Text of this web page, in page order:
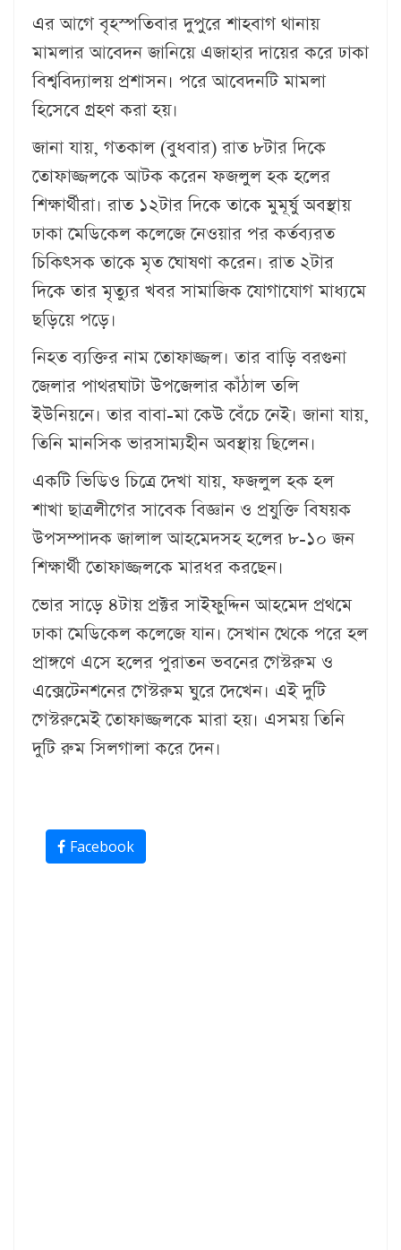
এর আগে বৃহস্পতিবার দুপুরে শাহবাগ থানায়
মামলার আবেদন জানিয়ে এজাহার দায়ের করে ঢাকা
বিশ্ববিদ্যালয় প্রশাসন। পরে আবেদনটি মামলা
হিসেবে গ্রহণ করা হয়।
জানা যায়, গতকাল (বুধবার) রাত ৮টার দিকে
তোফাজ্জলকে আটক করেন ফজলুল হক হলের
শিক্ষার্থীরা। রাত ১২টার দিকে তাকে মুমূর্ষু অবস্থায়
ঢাকা মেডিকেল কলেজে নেওয়ার পর কর্তব্যরত
চিকিৎসক তাকে মৃত ঘোষণা করেন। রাত ২টার
দিকে তার মৃত্যুর খবর সামাজিক যোগাযোগ মাধ্যমে
ছড়িয়ে পড়ে।
নিহত ব্যক্তির নাম তোফাজ্জল। তার বাড়ি বরগুনা
জেলার পাথরঘাটা উপজেলার কাঁঠাল তলি
ইউনিয়নে। তার বাবা-মা কেউ বেঁচে নেই। জানা যায়,
তিনি মানসিক ভারসাম্যহীন অবস্থায় ছিলেন।
একটি ভিডিও চিত্রে দেখা যায়, ফজলুল হক হল
শাখা ছাত্রলীগের সাবেক বিজ্ঞান ও প্রযুক্তি বিষয়ক
উপসম্পাদক জালাল আহমেদসহ হলের ৮-১০ জন
শিক্ষার্থী তোফাজ্জলকে মারধর করছেন।
ভোর সাড়ে ৪টায় প্রক্টর সাইফুদ্দিন আহমেদ প্রথমে
ঢাকা মেডিকেল কলেজে যান। সেখান থেকে পরে হল
প্রাঙ্গণে এসে হলের পুরাতন ভবনের গেস্টরুম ও
এক্সেটেনশনের গেস্টরুম ঘুরে দেখেন। এই দুটি
গেস্টরুমেই তোফাজ্জলকে মারা হয়। এসময় তিনি
দুটি রুম সিলগালা করে দেন।
Facebook